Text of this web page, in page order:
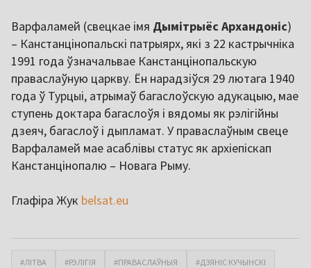
Варфаламей (свецкае імя Дымітрыёс Архандоніс)
– Канстанцінопальскі патрыярх, які з 22 кастрычніка
1991 года ўзначальвае Канстанцінопальскую
праваслаўную царкву. Ён нарадзіўся 29 лютага 1940
года ў Турцыі, атрымаў багаслоўскую адукацыю, мае
ступень доктара багаслоўя і вядомы як рэлігійны
дзеяч, багаслоў і дыпламат. У праваслаўным свеце
Варфаламей мае асаблівы статус як архіепіскап
Канстанцінопалю – Новага Рыму.
Глафіра Жук belsat.eu
#ЛІТВА #РЭЛІГІЯ #ПРАВАСЛАЎНЫЯ #ДЗЯНІС КУЧЫНСКІ